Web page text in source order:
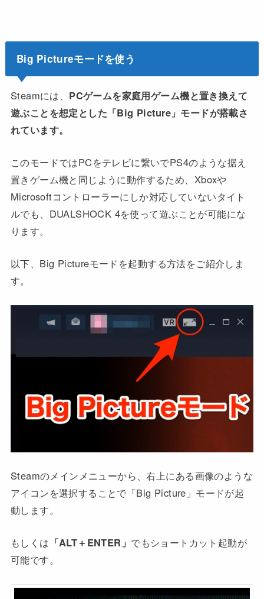
Big Pictureモードを使う
Steamには、 PCゲームを家庭用ゲーム機と置き換えて
遊ぶことを想定とした「Big Picture」モードが搭載さ
れています。
このモードではPCをテレビに繋いでPS4のような据え
置きゲーム機と同じように動作するため、Xboxや
Microsoftコントローラーにしか対応していないタイト
ルでも、DUALSHOCK 4を使って遊ぶことが可能にな
ります。
以下、Big Pictureモードを起動する方法をご紹介しま
す。
Steamのメインメニューから、右上にある画像のような
アイコンを選択することで「Big Picture」モードが起
動します。
もしくは 「ALT＋ENTER」 でもショートカット起動が
可能です。